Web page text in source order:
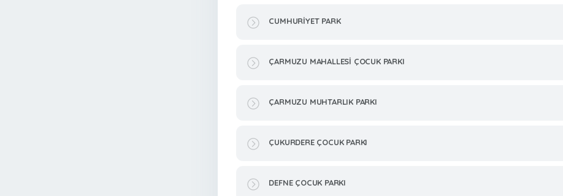
CUMHURİYET PARK
ÇARMUZU MAHALLESİ ÇOCUK PARKI
ÇARMUZU MUHTARLIK PARKI
ÇUKURDERE ÇOCUK PARKI
DEFNE ÇOCUK PARKI